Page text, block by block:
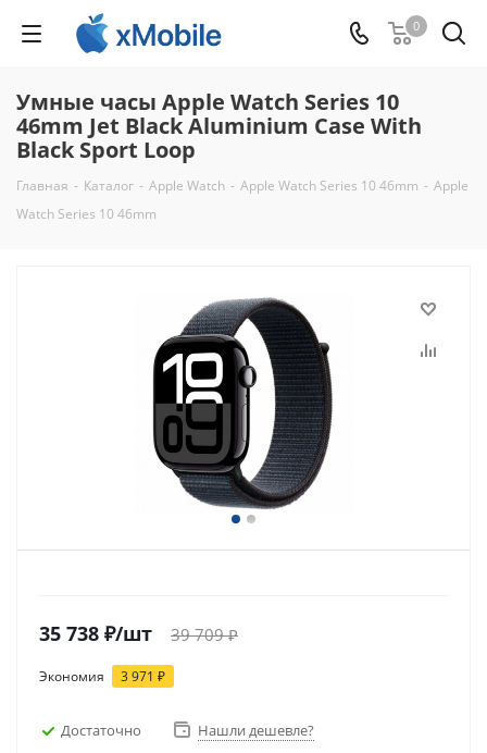
0
Умные часы Apple Watch Series 10
46mm Jet Black Aluminium Case With
Black Sport Loop
Главная - Каталог - Apple Watch - Apple Watch Series 10 46mm - Apple
Watch Series 10 46mm
35 738 ₽/шт 39 709₽
Экономия 3 971 ₽
Достаточно
Нашли дешевле?